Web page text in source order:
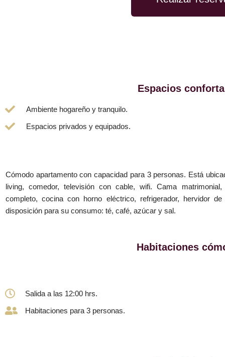
Espacios
Ambiente hogareño y tranquilo.
Espacios privados y equipados.
Cómodo apartamento con capacidad para 3 personas. Está
living, comedor, televisión con cable, wifi. Cama
completo, cocina con horno eléctrico, refrigerador, hervidor
disposición para su consumo: té, café, azúcar y sal.
Habitaciones
Salida a las 12:00 hrs.
Habitaciones para 3 personas.